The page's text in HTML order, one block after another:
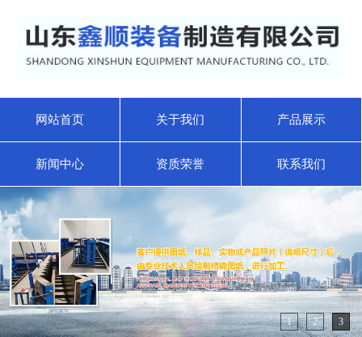
网站首页 关于我们 产品展示
新闻中心 资质荣誉 联系我们
1 2 3